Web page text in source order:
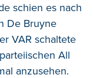
schien es nach
De Bruyne
VAR schaltete
All
anzusehen.